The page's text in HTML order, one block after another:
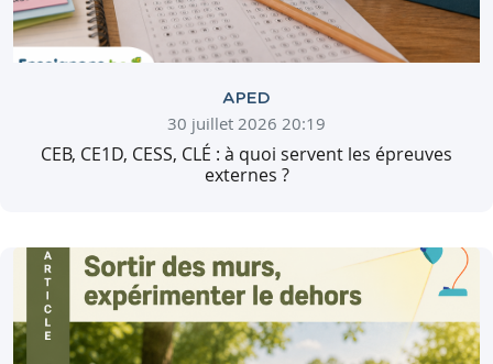
APED
30 juillet 2026 20:19
CEB, CE1D, CESS, CLÉ : à quoi servent les épreuves
externes ?